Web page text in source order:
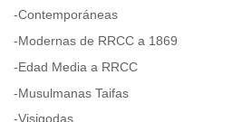
-Contemporáneas
-Modernas de RRCC a 1869
-Edad Media a RRCC
-Musulmanas Taifas
-Visigodas